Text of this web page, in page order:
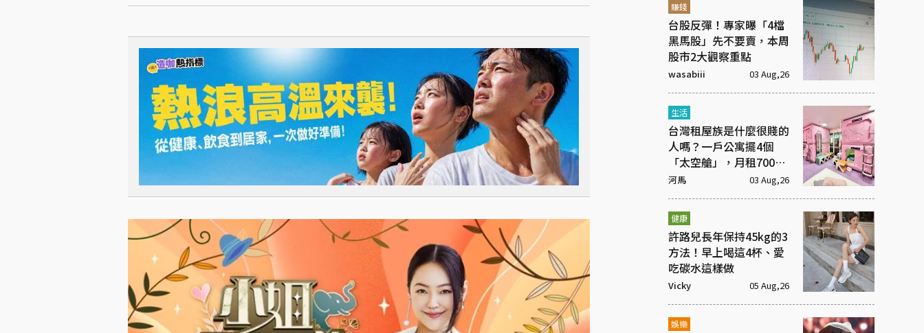
賺錢
台股反彈！專家曝「4檔
黑馬股」先不要賣，本周
股市2大觀察重點
wasabiii 03 Aug,26
生活
台灣租屋族是什麼很賤的
人嗎？一戶公寓擺4個
「太空艙」，月租7000
元
河馬 03 Aug,26
健康
許路兒長年保持45kg的3
方法！早上喝這4杯、愛
吃碳水這樣做
Vicky 05 Aug,26
娛樂